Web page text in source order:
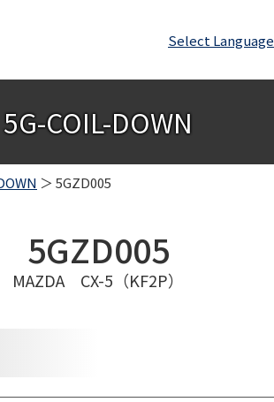
Select Language
5G-COIL-DOWN
＞ 5GZD005
5GZD005
MAZDA CX-5（KF2P）